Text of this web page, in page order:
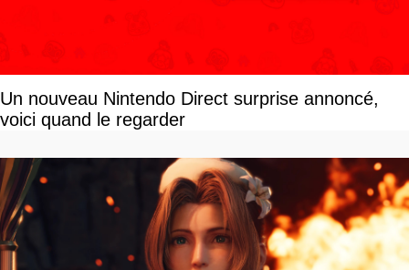
Un nouveau Nintendo Direct surprise annoncé,
voici quand le regarder